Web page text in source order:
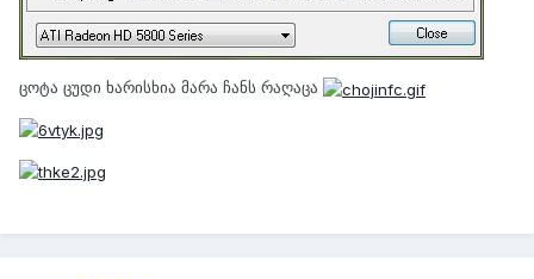
ცოტა ცუდი ხარისხია მარა ჩანს რაღაცა